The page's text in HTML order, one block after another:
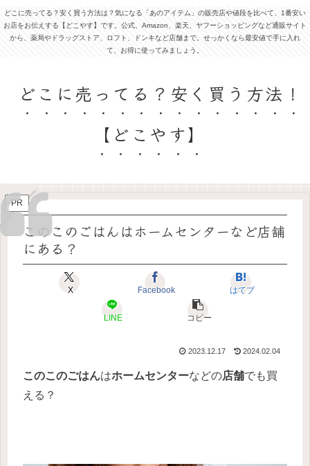
どこに売ってる？安く買う方法は？気になる「あのアイテム」の販売店や値段を比べて、1番安い
お店をお伝えする【どこやす】です。公式、Amazon、楽天、ヤフーショッピングなど通販サイト
から、薬局やドラッグストア、ロフト、ドンキなど店舗まで。せっかくなら最安値で手に入れ
て、お得に使ってみましょう。
どこに売ってる？安く買う方法！
【どこやす】
PR
このこのごはんはホームセンターなど店舗
にある？
X Facebook はてブ
LINE コピー
2023.12.17 2024.02.04
このこのごはんはホームセンターなどの店舗でも買
える？